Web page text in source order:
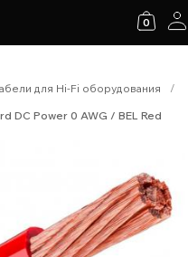
0
для Hi-Fi оборудования
/
DC Power 0 AWG / BEL Red